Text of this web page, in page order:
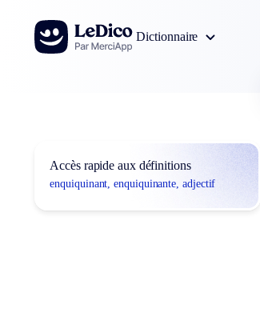
Aller au contenu
Dictionnaire
Accès rapide aux définitions
enquiquinant, enquiquinante, adjectif